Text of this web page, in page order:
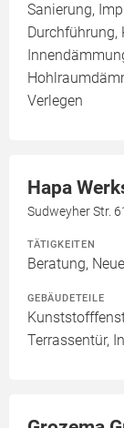
Sanierung,
Durchführung,
Verlegen
Hapa
Sudweyher Str.
TÄTIGKEITEN
Beratung,
GEBÄUDETEILE
Terrassentür,